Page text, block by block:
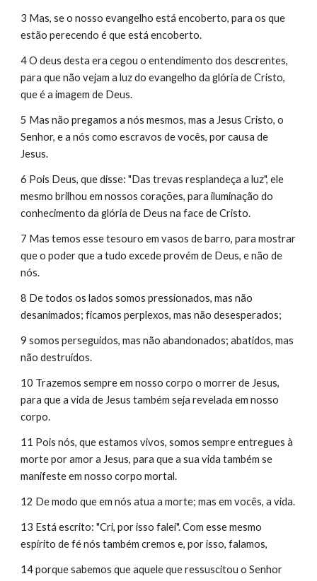
3 Mas, se o nosso evangelho está encoberto, para os que
estão perecendo é que está encoberto.
4 O deus desta era cegou o entendimento dos descrentes,
para que não vejam a luz do evangelho da glória de Cristo,
que é a imagem de Deus.
5 Mas não pregamos a nós mesmos, mas a Jesus Cristo, o
Senhor, e a nós como escravos de vocês, por causa de
Jesus.
6 Pois Deus, que disse: "Das trevas resplandeça a luz", ele
mesmo brilhou em nossos corações, para iluminação do
conhecimento da glória de Deus na face de Cristo.
7 Mas temos esse tesouro em vasos de barro, para mostrar
que o poder que a tudo excede provém de Deus, e não de
nós.
8 De todos os lados somos pressionados, mas não
desanimados; ficamos perplexos, mas não desesperados;
9 somos perseguidos, mas não abandonados; abatidos, mas
não destruídos.
10 Trazemos sempre em nosso corpo o morrer de Jesus,
para que a vida de Jesus também seja revelada em nosso
corpo.
11 Pois nós, que estamos vivos, somos sempre entregues à
morte por amor a Jesus, para que a sua vida também se
manifeste em nosso corpo mortal.
12 De modo que em nós atua a morte; mas em vocês, a vida.
13 Está escrito: "Cri, por isso falei". Com esse mesmo
espírito de fé nós também cremos e, por isso, falamos,
14 porque sabemos que aquele que ressuscitou o Senhor